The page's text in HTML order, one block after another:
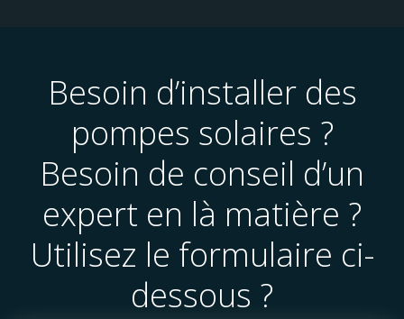
Besoin d’installer des
pompes solaires ?
Besoin de conseil d’un
expert en là matière ?
Utilisez le formulaire ci-
dessous ?